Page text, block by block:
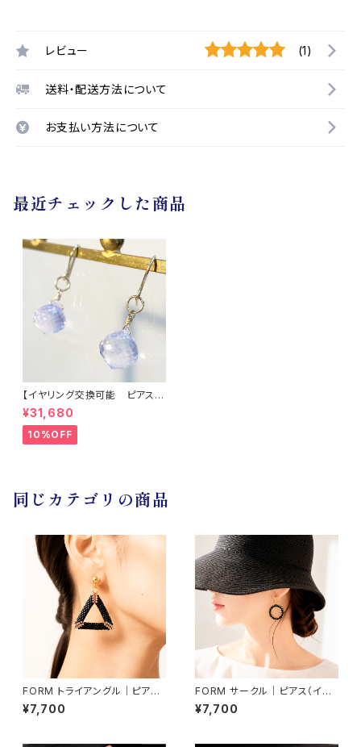
レビュー (1)
送料・配送方法について
お支払い方法について
最近チェックした商品
【イヤリング交換可能 ピアス】
アメシスティンクォーツ
¥31,680
10%OFF
同じカテゴリの商品
FORM トライアングル｜ピアス
（イヤリング交換可）
¥7,700
FORM サークル｜ピアス（イヤ
リング交換可）
¥7,700